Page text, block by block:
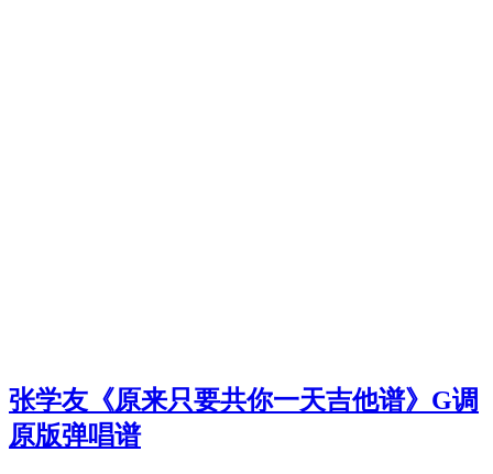
张学友《原来只要共你一天吉他谱》G调
原版弹唱谱